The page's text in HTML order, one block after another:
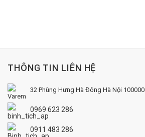
THÔNG TIN LIÊN HỆ
32 Phùng Hưng Hà Đông Hà Nội 100000
0969 623 286
0911 483 286